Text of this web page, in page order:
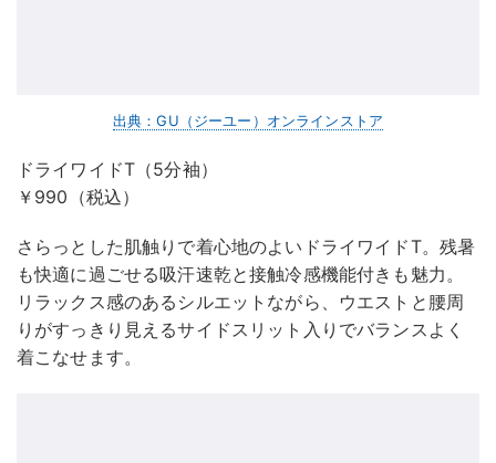
出典：GU（ジーユー）オンラインストア
ドライワイドT（5分袖）
￥990（税込）
さらっとした肌触りで着心地のよいドライワイドT。残暑
も快適に過ごせる吸汗速乾と接触冷感機能付きも魅力。
リラックス感のあるシルエットながら、ウエストと腰周
りがすっきり見えるサイドスリット入りでバランスよく
着こなせます。